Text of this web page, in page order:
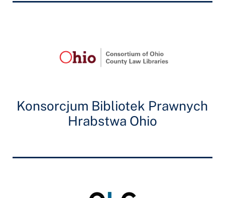
Konsorcjum Bibliotek Prawnych
Hrabstwa Ohio